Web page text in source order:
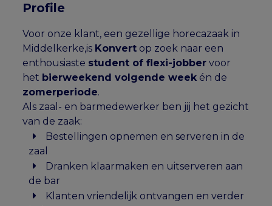
Profile
Voor onze klant, een gezellige horecazaak in
Middelkerke,is Konvert op zoek naar een
enthousiaste student of flexi-jobber voor
het bierweekend volgende week én de
zomerperiode.
Als zaal- en barmedewerker ben jij het gezicht
van de zaak:
Bestellingen opnemen en serveren in de
zaal
Dranken klaarmaken en uitserveren aan
de bar
Klanten vriendelijk ontvangen en verder